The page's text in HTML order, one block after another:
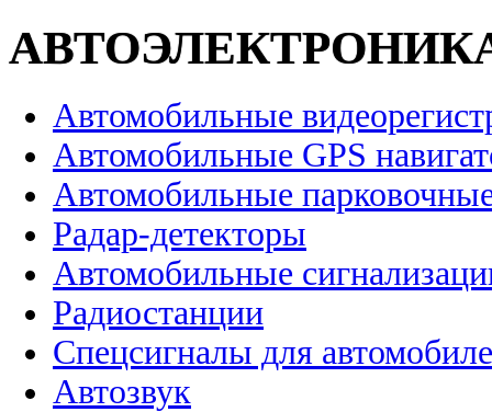
Автомобильные
Автомобильные GPS
Автомобильные
Радар-детекторы
Автомобильные
Радиостанции
Спецсигналы для
Автозвук